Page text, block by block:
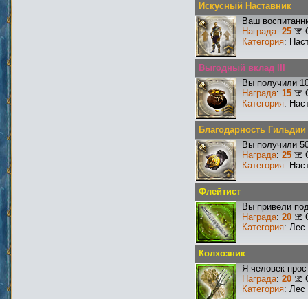
Искусный Наставник
Ваш
Награда: 25
Категория:
Выгодный вклад III
Вы получили
Награда: 15
Категория:
Благодарность Гильдии
Вы получили
Награда: 25
Категория:
Флейтист
Вы привели
Награда: 20
Категория: Лес
Колхозник
Я человек
Награда: 20
Категория: Лес